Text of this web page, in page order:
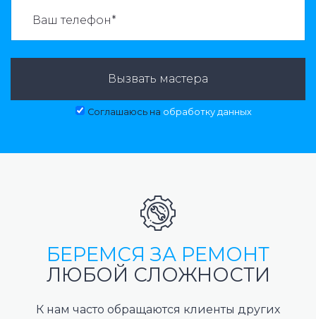
Вызвать мастера
Соглашаюсь на обработку данных
БЕРЕМСЯ ЗА РЕМОНТ
ЛЮБОЙ СЛОЖНОСТИ
К нам часто обращаются клиенты других